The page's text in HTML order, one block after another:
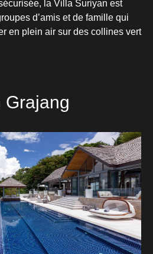
la Villa Suriyan est
d’amis et de famille qui
en plein air sur des collines vert
Grajang